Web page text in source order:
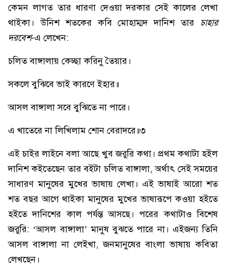
কেমন লাগত তার ধারণা দেওয়া দরকার সেই কালের লেখা
থাইকা। উনিশ শতকের কবি মোহাম্মদ দানিশ তার চাহার
দরবেশ-এ লেখেন:
চলিত বাঙ্গালায় কেচ্ছা করিনু তৈয়ার।
সকলে বুঝিবে ভাই কারণে ইহার॥
আসল বাঙ্গালা সবে বুঝিতে না পারে।
এ খাতেরে না লিখিলাম শোন বেরাদরে॥৩
এই চাইর লাইনে বলা আছে খুব জরুরি কথা। প্রথম কথাটা হইল
দানিশ কইতেছেন তার বইটা চলিত বাঙ্গালা, অর্থাৎ সেই সময়ের
সাধারণ মানুষের মুখের ভাষায় লেখা। এই ভাষাই আরো শত
শত বছর আগে থাইকা মানুষের মুখের ভাষারূপে কওয়া হইতে
হইতে দানিশের কাল পর্যন্ত আসছে। পরের কথাটাও বিশেষ
জরুরি: ‘আসল বাঙ্গালা’ মানুষ বুঝতে পারে না। এইজন্য তিনি
আসল বাঙ্গালা না লেইখা, জনমানুষের বাংলা ভাষায় কবিতা
লেখছেন।